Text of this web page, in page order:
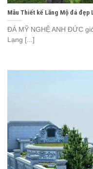
Mẫu Thiết kế Lăng Mộ đá đẹp
ĐÁ MỸ NGHỆ ANH ĐỨC
Lạng [...]